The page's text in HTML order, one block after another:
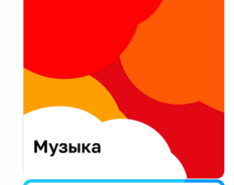
Екатеринбург
Калининград
Калуга